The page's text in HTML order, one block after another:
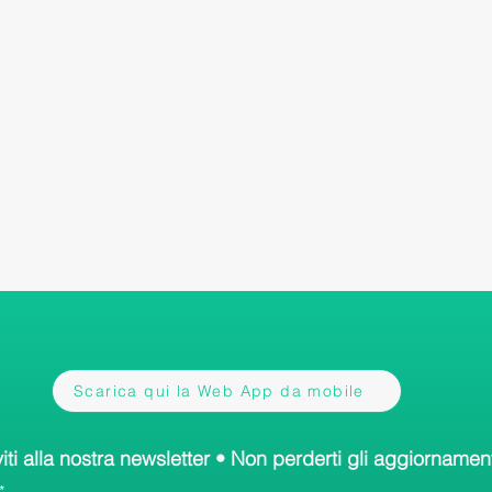
Scarica qui la Web App da mobile
alla nostra newsletter • Non perderti gli